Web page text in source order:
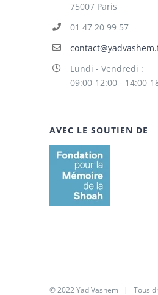
75007 Paris
01 47 20 99 57
Lundi - Vendredi :
09:00-12:00 - 14:00-
AVEC LE SOUTIEN DE
© 2022 Yad Vashem | Tous